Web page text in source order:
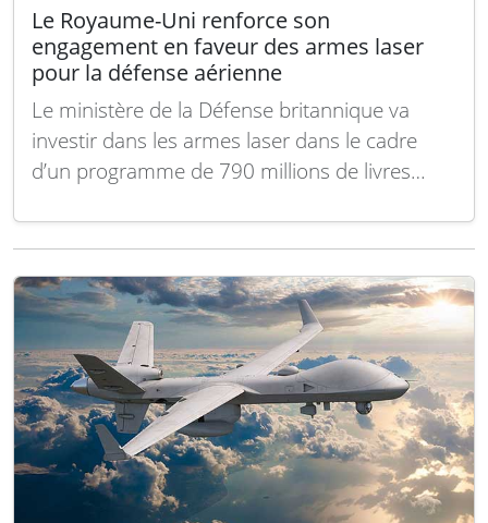
Le Royaume-Uni renforce son
engagement en faveur des armes laser
pour la défense aérienne
Le ministère de la Défense britannique va
investir dans les armes laser dans le cadre
d’un programme de 790 millions de livres
ses bases outre-mer contre les attaques
annoncé le gouvernement en dévoilant son
Plan d’investissement…Lire la suite